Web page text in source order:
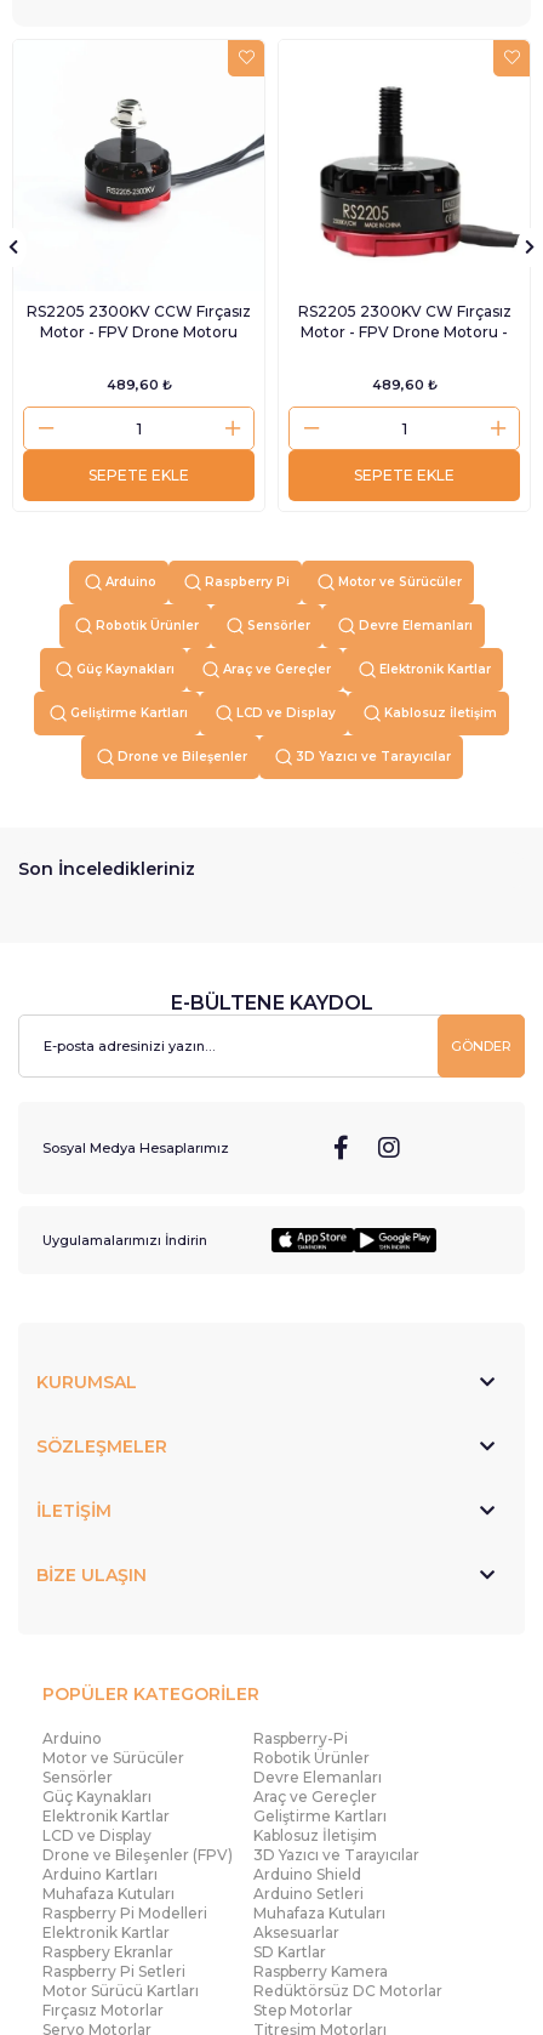
RS2205 2300KV CCW Fırçasız
Motor - FPV Drone Motoru
489,60 ₺
SEPETE EKLE
RS2205 2300KV CW Fırçasız
Motor - FPV Drone Motoru -
489,60 ₺
SEPETE EKLE
Arduino Raspberry Pi Motor ve Sürücüler
Robotik Ürünler Sensörler Devre Elemanları
Güç Kaynakları Araç ve Gereçler Elektronik Kartlar
Geliştirme Kartları LCD ve Display Kablosuz İletişim
Drone ve Bileşenler 3D Yazıcı ve Tarayıcılar
Son İnceledikleriniz
E-BÜLTENE KAYDOL
GÖNDER
Sosyal Medya Hesaplarımız
Uygulamalarımızı İndirin
KURUMSAL
SÖZLEŞMELER
İLETİŞİM
BİZE ULAŞIN
POPÜLER KATEGORİLER
Arduino
Raspberry-Pi
Motor ve Sürücüler
Robotik Ürünler
Sensörler
Devre Elemanları
Güç Kaynakları
Araç ve Gereçler
Elektronik Kartlar
Geliştirme Kartları
LCD ve Display
Kablosuz İletişim
Drone ve Bileşenler (FPV)
3D Yazıcı ve Tarayıcılar
Arduino Kartları
Arduino Shield
Muhafaza Kutuları
Arduino Setleri
Raspberry Pi Modelleri
Muhafaza Kutuları
Elektronik Kartlar
Aksesuarlar
Raspbery Ekranlar
SD Kartlar
Raspberry Pi Setleri
Raspberry Kamera
Motor Sürücü Kartları
Redüktörsüz DC Motorlar
Fırçasız Motorlar
Step Motorlar
Servo Motorlar
Titreşim Motorları